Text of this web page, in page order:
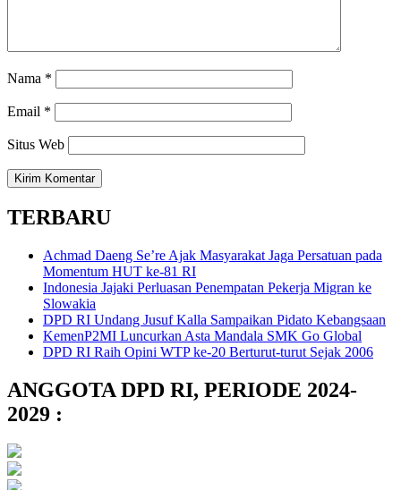
Nama *
Email *
Situs Web
TERBARU
Achmad Daeng Se’re Ajak Masyarakat Jaga Persatuan pada
Momentum HUT ke-81 RI
Indonesia Jajaki Perluasan Penempatan Pekerja Migran ke
Slowakia
DPD RI Undang Jusuf Kalla Sampaikan Pidato Kebangsaan
KemenP2MI Luncurkan Asta Mandala SMK Go Global
DPD RI Raih Opini WTP ke-20 Berturut-turut Sejak 2006
ANGGOTA DPD RI, PERIODE 2024-
2029 :